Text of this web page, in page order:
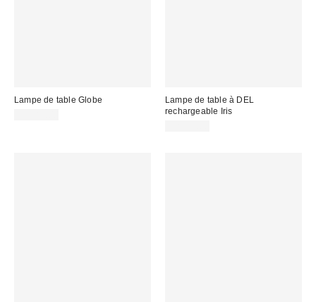
Lampe de table Globe
Lampe de table à DEL
rechargeable Iris